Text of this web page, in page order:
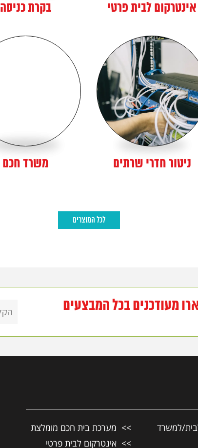
אינטרקום לבית פרטי בקרת כניסה
ניטור חדרי שרתים משרד חכם
לכל המוצרים
מעודכנים בכל המבצעים
למשרד
מערכת בית חכם מומלצת
אינטרקום לבית פרטי